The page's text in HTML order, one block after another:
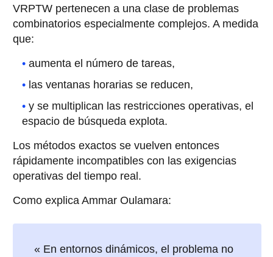
VRPTW pertenecen a una clase de problemas
combinatorios especialmente complejos. A medida
que:
aumenta el número de tareas,
las ventanas horarias se reducen,
y se multiplican las restricciones operativas, el
espacio de búsqueda explota.
Los métodos exactos se vuelven entonces
rápidamente incompatibles con las exigencias
operativas del tiempo real.
Como explica Ammar Oulamara:
« En entornos dinámicos, el problema no